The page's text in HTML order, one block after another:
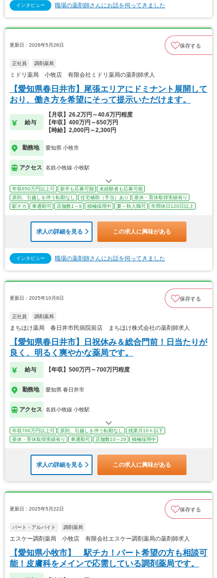
インタビュー 職場の薬剤師さんにお話を伺ってきました
更新日：2026年5月26日 保存する
正社員 調剤薬局
ミドリ薬局 小牧店 有限会社ミドリ薬局の薬剤師求人
【愛知県春日井市】尾張エリアにドミナント展開して
おり、働き方を希望にそって提示いただけます。
給与
【月収】26.2万円～40.6万円程度
【年収】400万円～650万円
【時給】2,000円～2,300円
勤務地 愛知県 小牧市
アクセス 名鉄小牧線 小牧駅
年収650万円以上可 新卒も応募可能
未経験者も応募可能
原則、引越しを伴う転勤なし
住宅補助（手当）あり
産休・育休取得実績有り
駅チカ
車通勤可 店舗数1～9 積極採用中 夏～秋入職可 年間休日120日以上
求人の詳細を見る この求人に興味がある
インタビュー 職場の薬剤師さんにお話を伺ってきました
更新日：2025年10月8日 保存する
正社員 調剤薬局
まちほけ薬局 春日井市民病院前店 まちほけ株式会社の薬剤師求人
【愛知県春日井市】日祝休み＆総合門前！日当たりが
良く、明るく爽やかな薬局です。
給与 【年収】500万円～700万円程度
勤務地 愛知県 春日井市
アクセス 名鉄小牧線 小牧駅
年収700万円以上可 原則、引越しを伴う転勤なし
残業月10ｈ以下
産休・育休取得実績有り
車通勤可 店舗数10～29 積極採用中
求人の詳細を見る この求人に興味がある
更新日：2025年5月22日 保存する
パート・アルバイト 調剤薬局
エスケー調剤薬局 小牧店 有限会社エスケー調剤薬局の薬剤師求人
【愛知県小牧市】 駅チカ！パート希望の方も相談可
能！皮膚科をメインで応需している調剤薬局です。